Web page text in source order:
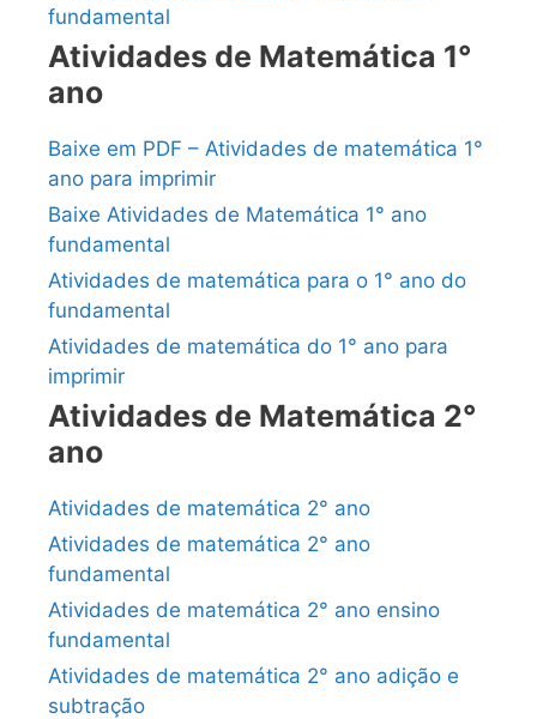
fundamental
Atividades de Matemática 1°
ano
Baixe em PDF – Atividades de matemática 1°
ano para imprimir
Baixe Atividades de Matemática 1° ano
fundamental
Atividades de matemática para o 1° ano do
fundamental
Atividades de matemática do 1° ano para
imprimir
Atividades de Matemática 2°
ano
Atividades de matemática 2° ano
Atividades de matemática 2° ano
fundamental
Atividades de matemática 2° ano ensino
fundamental
Atividades de matemática 2° ano adição e
subtração